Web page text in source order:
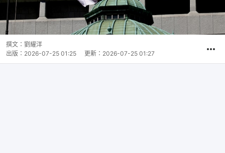
撰文： 劉耀洋
出版： 2026-07-25 01:25 更新： 2026-07-25 01:27